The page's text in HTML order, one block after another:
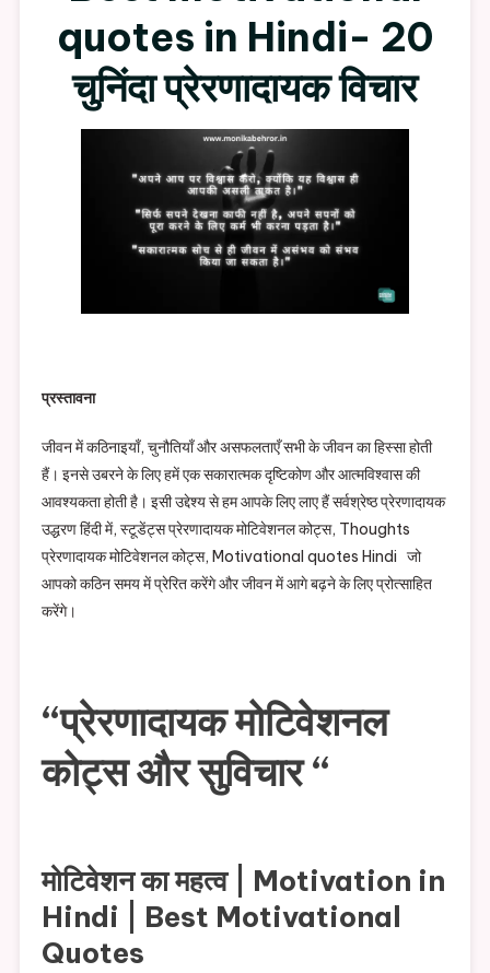
quotes in Hindi- 20
चुनिंदा प्रेरणादायक विचार
प्रस्तावना
जीवन में कठिनाइयाँ, चुनौतियाँ और असफलताएँ सभी के जीवन का हिस्सा होती
हैं। इनसे उबरने के लिए हमें एक सकारात्मक दृष्टिकोण और आत्मविश्वास की
आवश्यकता होती है। इसी उद्देश्य से हम आपके लिए लाए हैं सर्वश्रेष्ठ प्रेरणादायक
उद्धरण हिंदी में, स्टूडेंट्स प्रेरणादायक मोटिवेशनल कोट्स, Thoughts
प्रेरणादायक मोटिवेशनल कोट्स, Motivational quotes Hindi जो
आपको कठिन समय में प्रेरित करेंगे और जीवन में आगे बढ़ने के लिए प्रोत्साहित
करेंगे।
“प्रेरणादायक मोटिवेशनल
कोट्स और सुविचार “
मोटिवेशन का महत्व | Motivation in
Hindi | Best Motivational
Quotes